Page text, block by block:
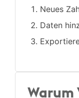
Neues
Daten
Warum